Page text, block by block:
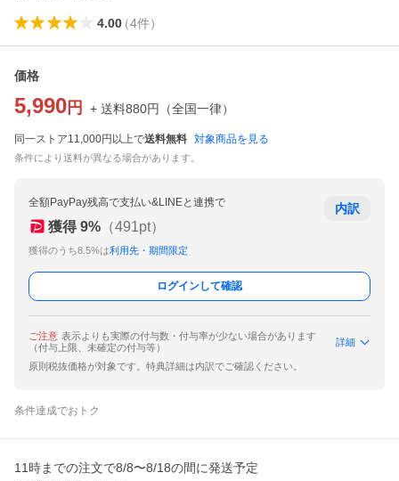
4.00（4件）
価格
5,990 円 + 送料880円 （全国一律）
同一ストア11,000円以上で送料無料 対象商品を見る
条件により送料が異なる場合があります。
全額PayPay残高で支払い&LINEと連携で
獲得 9% （491pt）
獲得のうち8.5%は利用先・期間限定
内訳
ログインして確認
ご注意 表示よりも実際の付与数・付与率が少ない場合があります
（付与上限、未確定の付与等）
詳細
原則税抜価格が対象です。特典詳細は内訳でご確認ください。
条件達成でおトク
11時までの注文で8/8〜8/18の間に発送予定